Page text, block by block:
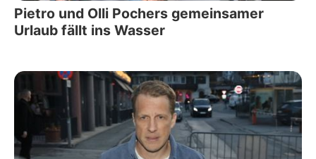
Pietro und Olli Pochers gemeinsamer
Urlaub fällt ins Wasser